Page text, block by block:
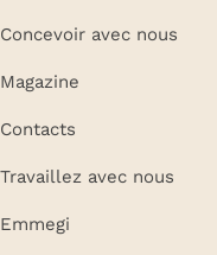
Concevoir avec nous
Magazine
Contacts
Travaillez avec nous
Emmegi